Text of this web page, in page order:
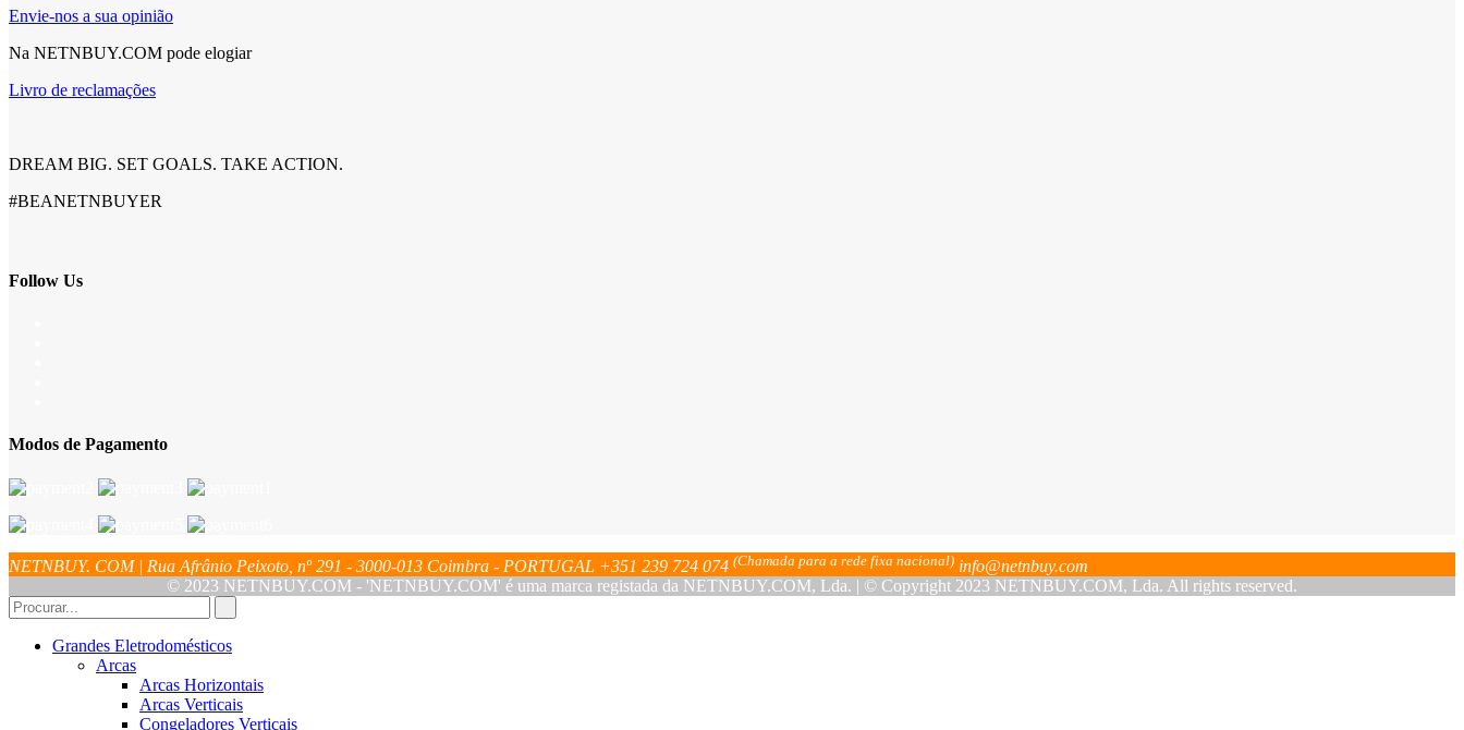
Envie-nos a sua opinião
Na NETNBUY.COM pode elogiar
Livro de reclamações
DREAM BIG. SET GOALS. TAKE ACTION.
#BEANETNBUYER
Follow Us
Modos de Pagamento
NETNBUY. COM | Rua Afrânio Peixoto, nº 291 - 3000-013 Coimbra - PORTUGAL +351 239 724 074 (Chamada para a rede fixa nacional) info@netnbuy.com
© 2023 NETNBUY.COM - 'NETNBUY.COM' é uma marca registada da NETNBUY.COM, Lda. | © Copyright 2023 NETNBUY.COM, Lda. All rights reserved.
Grandes Eletrodomésticos
Arcas
Arcas Horizontais
Arcas Verticais
Congeladores Verticais